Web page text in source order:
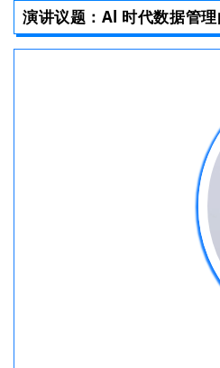
演讲议题： Al 时代数据管理